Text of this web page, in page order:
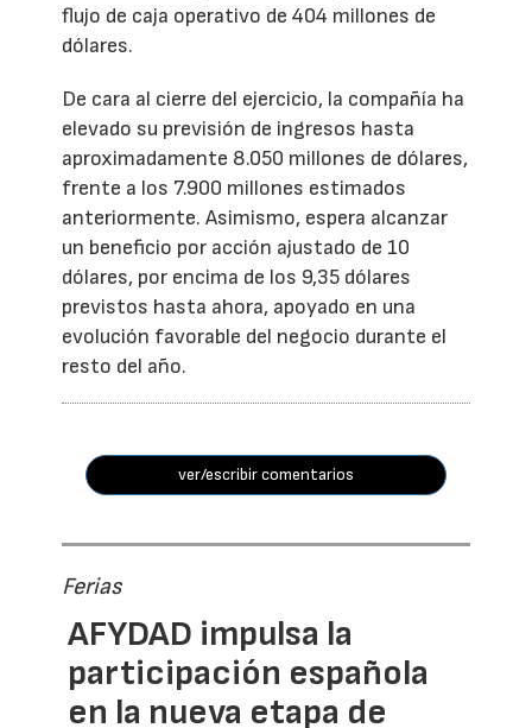
flujo de caja operativo de 404 millones de
dólares.
De cara al cierre del ejercicio, la compañía ha
elevado su previsión de ingresos hasta
aproximadamente 8.050 millones de dólares,
frente a los 7.900 millones estimados
anteriormente. Asimismo, espera alcanzar
un beneficio por acción ajustado de 10
dólares, por encima de los 9,35 dólares
previstos hasta ahora, apoyado en una
evolución favorable del negocio durante el
resto del año.
ver/escribir comentarios
Ferias
AFYDAD impulsa la
participación española
en la nueva etapa de